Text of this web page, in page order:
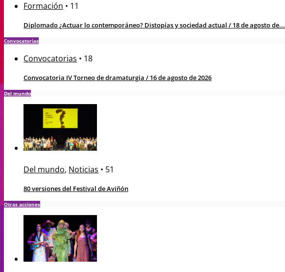
Formación • 11
Diplomado ¿Actuar lo contemporáneo? Distopías y sociedad actual / 18 de agosto de...
Convocatorias
Convocatorias • 18
Convocatoria IV Torneo de dramaturgia / 16 de agosto de 2026
Del mundo
Del mundo, Noticias • 51
80 versiones del Festival de Aviñón
Otras acciones